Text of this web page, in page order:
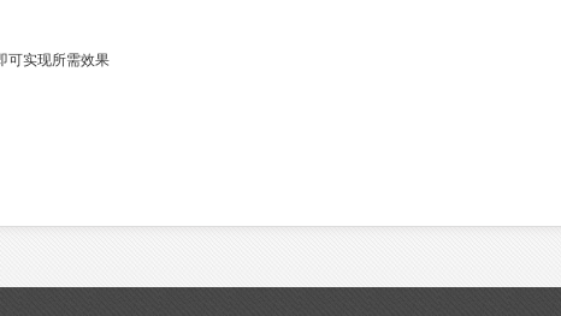
可实现所需效果